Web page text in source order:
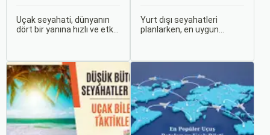
Alınmalı?
Uçak seyahati, dünyanın
dört bir yanına hızlı ve etkili
için bavul hazırlamak,
doğru yapılmazsa stresli
bir deneyim olabilir.
Yurt dışı seyahatleri
planlarken, en uygun
geçirmenizi sağlar. Bu
yazıda, mevsimsel
değişiklikleri, özel tatil
günlerini ve Sorgulamax.